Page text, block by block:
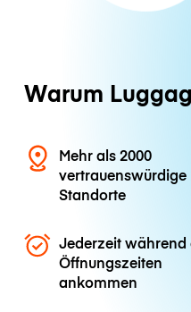
Warum
Mehr als 2000
vertrauenswürdige
Standorte
Jederzeit während
Öffnungszeiten
ankommen